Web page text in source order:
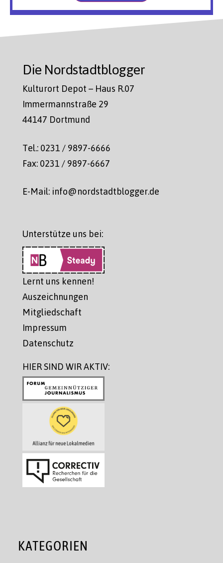
Die Nordstadtblogger
Kulturort Depot – Haus R.07
Immermannstraße 29
44147 Dortmund
Tel.: 0231 / 9897-6666
Fax: 0231 / 9897-6667
E-Mail: info@nordstadtblogger.de
Unterstütze uns bei:
Lernt uns kennen!
Auszeichnungen
Mitgliedschaft
Impressum
Datenschutz
HIER SIND WIR AKTIV:
KATEGORIEN